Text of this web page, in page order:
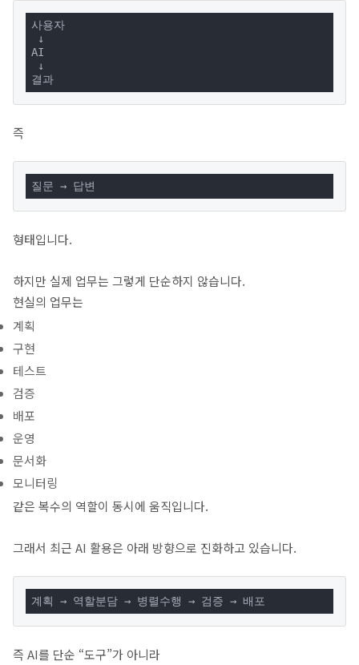
사용자
↓
AI
↓
결과
즉
질문 → 답변
형태입니다.
하지만 실제 업무는 그렇게 단순하지 않습니다.
현실의 업무는
계획
구현
테스트
검증
배포
운영
문서화
모니터링
같은 복수의 역할이 동시에 움직입니다.
그래서 최근 AI 활용은 아래 방향으로 진화하고 있습니다.
계획 → 역할분담 → 병렬수행 → 검증 → 배포
즉 AI를 단순 “도구”가 아니라